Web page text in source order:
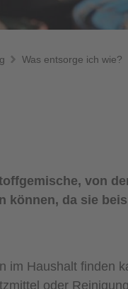
Was entsorge ich wie?
von
können, da sie
im Haushalt finden
oder